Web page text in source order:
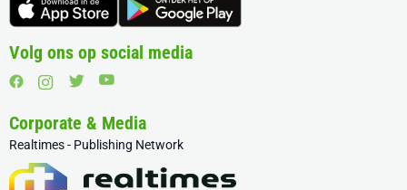
Volg ons op social media
Corporate & Media
Realtimes - Publishing Network